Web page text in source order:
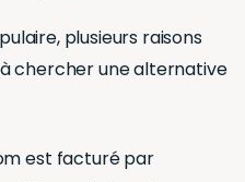
plusieurs raisons
chercher une alternative
est facturé par